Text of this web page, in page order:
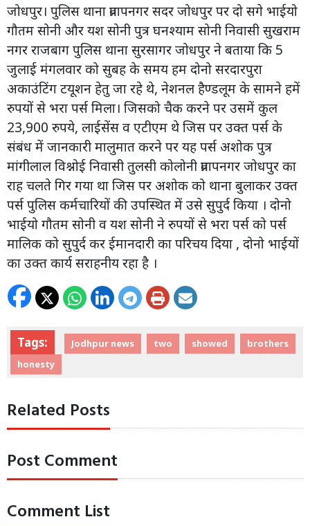
जोधपुर। पुलिस थाना प्रतापनगर सदर जोधपुर पर दो सगे भाईयो
गौतम सोनी और यश सोनी पुत्र घनश्याम सोनी निवासी सुखराम
नगर राजबाग पुलिस थाना सुरसागर जोधपुर ने बताया कि 5
जुलाई मंगलवार को सुबह के समय हम दोनो सरदारपुरा
अकाउंटिंग टयूशन हेतु जा रहे थे, नेशनल हैण्डलूम के सामने हमें
रुपयों से भरा पर्स मिला। जिसको चैक करने पर उसमें कुल
23,900 रुपये, लाईसेंस व एटीएम थे जिस पर उक्त पर्स के
संबंध में जानकारी मालुमात करने पर यह पर्स अशोक पुत्र
मांगीलाल विश्नोई निवासी तुलसी कोलोनी प्रतापनगर जोधपुर का
राह चलते गिर गया था जिस पर अशोक को थाना बुलाकर उक्त
पर्स पुलिस कर्मचारियों की उपस्थित में उसे सुपुर्द किया । दोनो
भाईयो गौतम सोनी व यश सोनी ने रुपयों से भरा पर्स को पर्स
मालिक को सुपुर्द कर ईमानदारी का परिचय दिया , दोनो भाईयों
का उक्त कार्य सराहनीय रहा है ।
Tags: Jodhpur news two showed
brothers
honesty
Related Posts
Post Comment
Comment List